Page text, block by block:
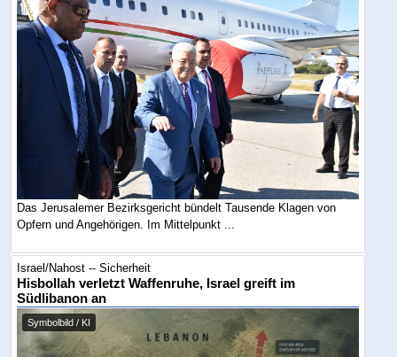
Das Jerusalemer Bezirksgericht bündelt Tausende Klagen von
Opfern und Angehörigen. Im Mittelpunkt ...
Israel/Nahost -- Sicherheit
Hisbollah verletzt Waffenruhe, Israel greift im
Südlibanon an
Symbolbild / KI